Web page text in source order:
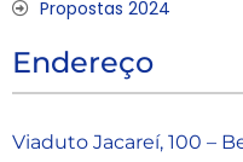
Propostas 2024
Endereço
Viaduto Jacareí, 100 –